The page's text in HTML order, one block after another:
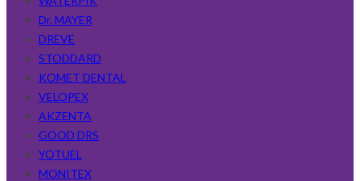
Dr. MAYER
DREVE
STODDARD
KOMET DENTAL
VELOPEX
AKZENTA
GOOD DRS
YOTUEL
MONITEX